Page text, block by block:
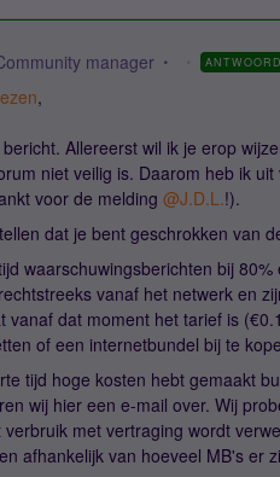
manager ANTWOORD
,
Allereerst wil ik je erop
niet veilig is. Daarom heb ik
voor de melding @J.D.L.!).
dat je bent geschrokken van
waarschuwingsberichten bij
vanaf het netwerk en
vanaf dat moment het tarief is
of een internetbundel bij te
tijd hoge kosten hebt gemaakt
wij hier een e-mail over. Wij
met vertraging wordt
afhankelijk van hoeveel MB's er